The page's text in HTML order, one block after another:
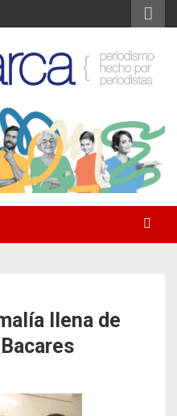
del
llena de